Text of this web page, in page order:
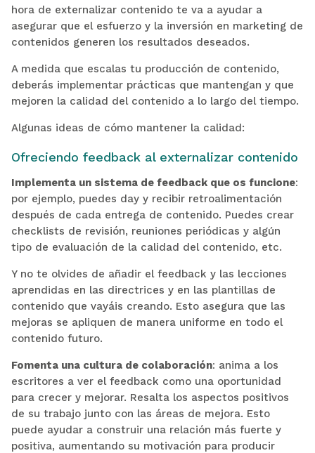
hora de externalizar contenido te va a ayudar a
asegurar que el esfuerzo y la inversión en marketing de
contenidos generen los resultados deseados.
A medida que escalas tu producción de contenido,
deberás implementar prácticas que mantengan y que
mejoren la calidad del contenido a lo largo del tiempo.
Algunas ideas de cómo mantener la calidad:
Ofreciendo feedback al externalizar contenido
Implementa un sistema de feedback que os funcione:
por ejemplo, puedes day y recibir retroalimentación
después de cada entrega de contenido. Puedes crear
checklists de revisión, reuniones periódicas y algún
tipo de evaluación de la calidad del contenido, etc.
Y no te olvides de añadir el feedback y las lecciones
aprendidas en las directrices y en las plantillas de
contenido que vayáis creando. Esto asegura que las
mejoras se apliquen de manera uniforme en todo el
contenido futuro.
Fomenta una cultura de colaboración: anima a los
escritores a ver el feedback como una oportunidad
para crecer y mejorar. Resalta los aspectos positivos
de su trabajo junto con las áreas de mejora. Esto
puede ayudar a construir una relación más fuerte y
positiva, aumentando su motivación para producir